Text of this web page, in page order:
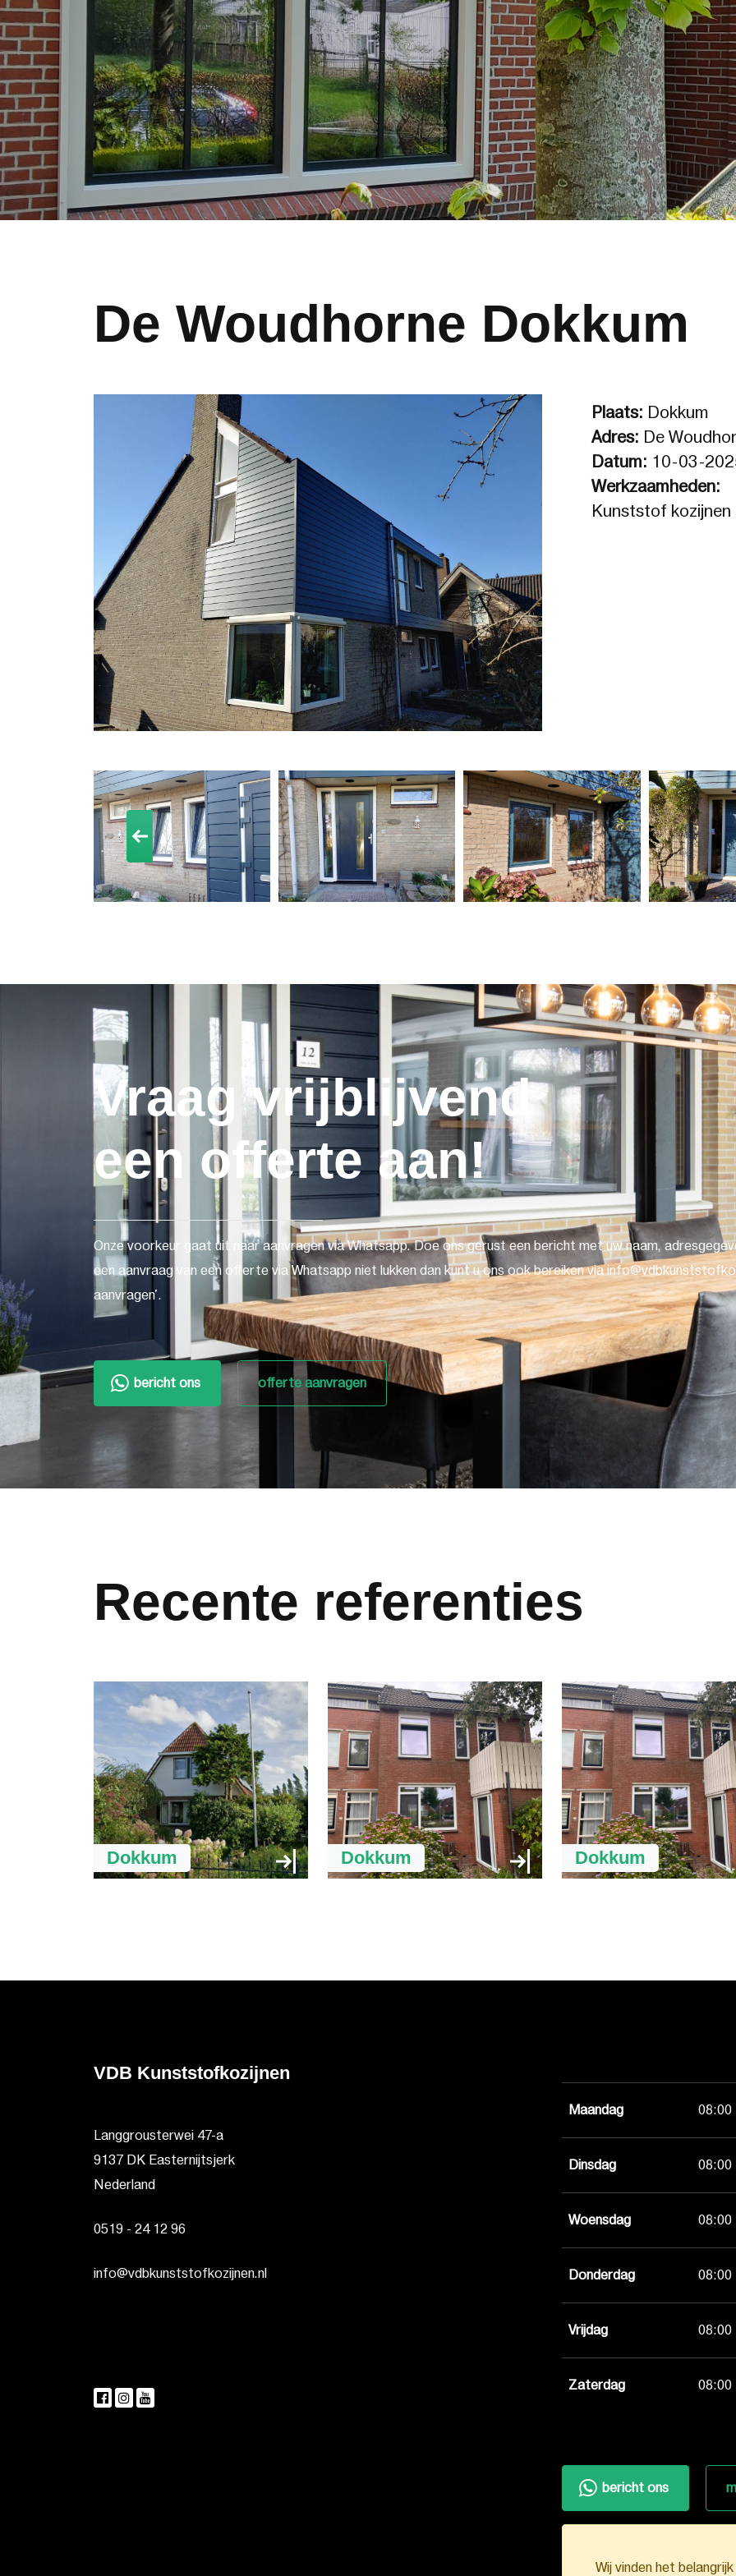
De Woudhorne Dokkum
Plaats: Dokkum
Adres: De
Datum: 10-03-
Werkzaamheden:
Kunststof kozijnen
Vraag vrijblijvend
een offerte aan!
Onze voorkeur gaat uit naar aanvragen via Whatsapp. Doe ons gerust een bericht met uw naam,
een aanvraag van een offerte via Whatsapp niet lukken dan kunt u ons ook bereiken via
aanvragen'.
bericht ons offerte aanvragen
Recente referenties
Dokkum Dokkum Dokkum
VDB Kunststofkozijnen
Langgrousterwei 47-a
9137 DK Easternijtsjerk
Nederland
0519 - 24 12 96
info@vdbkunststofkozijnen.nl
Maandag 08:00
Dinsdag 08:00
Woensdag 08:00
Donderdag 08:00
Vrijdag 08:00
Zaterdag 08:00
bericht ons
Wij vinden het